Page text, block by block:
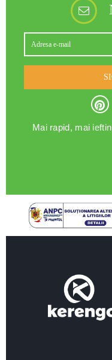
Mai rapid, mai